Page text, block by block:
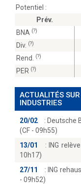
Potentiel :
Prév.
BNA (?)
Div. (?)
Rend.
(?)
PER (?)
ACTUALITÉS
INDUSTRIES
20/02 : Deutsche
(CF - 09h55)
13/01
:
ING
10h17)
27/11
: ING
- 09h52)